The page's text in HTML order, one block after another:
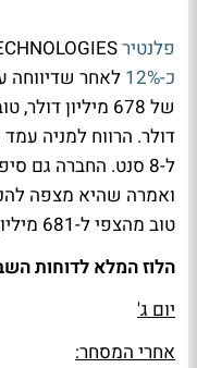
פלנטיר
כ-12%
לאחר שדיווחה
ל-8 סנט. החברה גם
טוב מהצפי ל-681 מיליון דולר.
הלוז המלא לדוחות
יום ג'
אחרי המסחר: